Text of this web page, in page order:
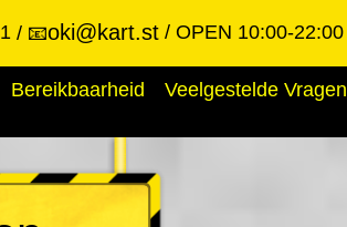
📧oki@kart.st OPEN 10:00-22:00
Bereikbaarheid Veelgestelde Vragen